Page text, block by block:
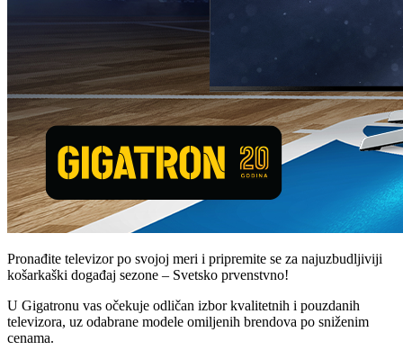
Pronađite televizor po svojoj meri i pripremite se za najuzbudljiviji
košarkaški događaj sezone – Svetsko prvenstvno!
U Gigatronu vas očekuje odličan izbor kvalitetnih i pouzdanih
televizora, uz odabrane modele omiljenih brendova po sniženim
cenama.